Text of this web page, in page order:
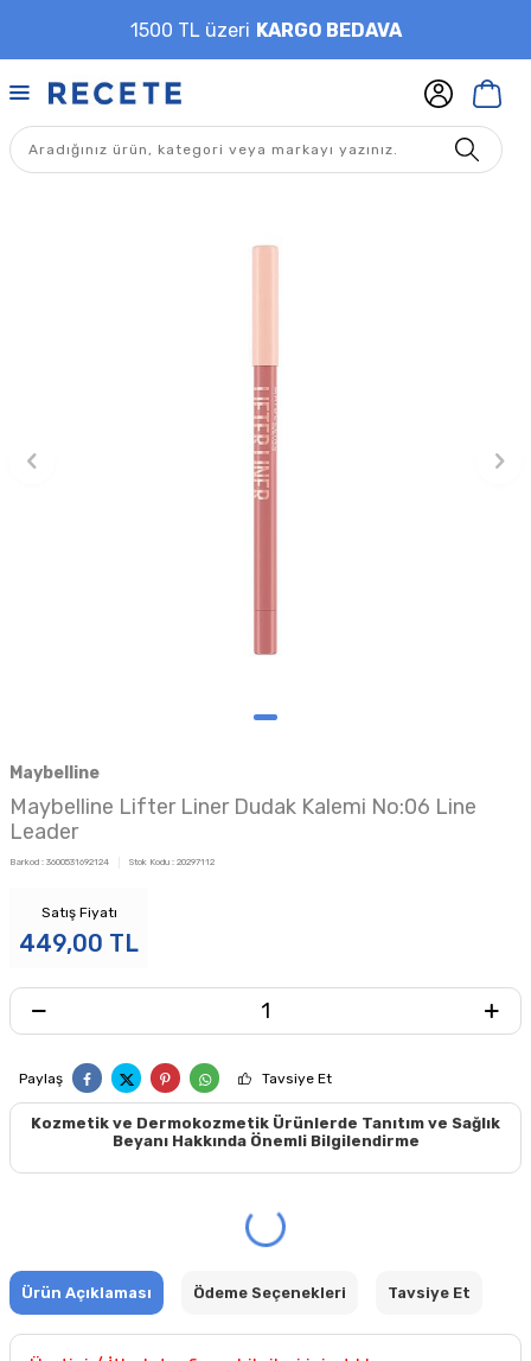
1500 TL üzeri KARGO BEDAVA
Maybelline
Maybelline Lifter Liner Dudak Kalemi No:06 Line
Leader
Barkod : 3600531692124 Stok Kodu : 20297112
Satış Fiyatı
449,00 TL
Paylaş Tavsiye Et
Kozmetik ve Dermokozmetik Ürünlerde Tanıtım ve Sağlık
Beyanı Hakkında Önemli Bilgilendirme
Ürün Açıklaması Ödeme Seçenekleri Tavsiye Et